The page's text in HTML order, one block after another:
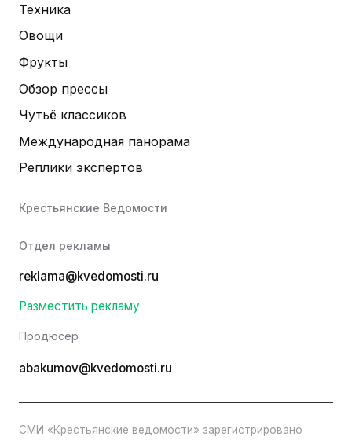
Техника
Овощи
Фрукты
Обзор прессы
Чутьё классиков
Международная панорама
Реплики экспертов
Крестьянские Ведомости
Отдел рекламы
reklama@kvedomosti.ru
Разместить рекламу
Продюсер
abakumov@kvedomosti.ru
СМИ «Крестьянские ведомости» зарегистрировано